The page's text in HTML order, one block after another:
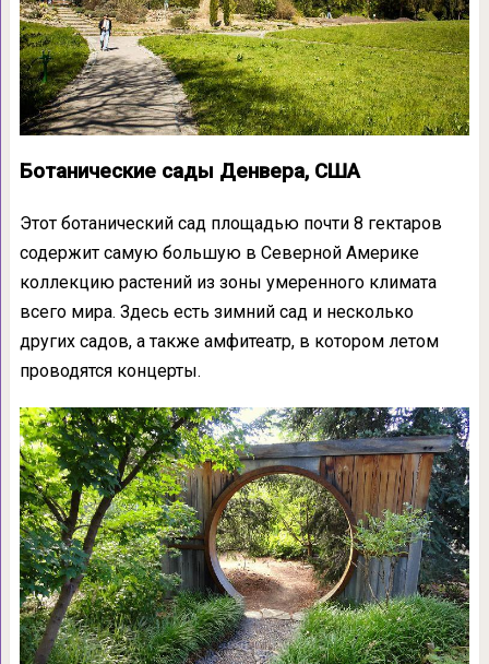
Ботанические сады Денвера, США
Этот ботанический сад площадью почти 8 гектаров
содержит самую большую в Северной Америке
коллекцию растений из зоны умеренного климата
всего мира. Здесь есть зимний сад и несколько
других садов, а также амфитеатр, в котором летом
проводятся концерты.